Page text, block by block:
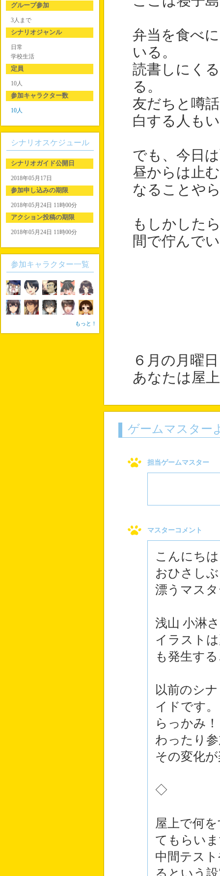
弁当を食べ
いる。
読書しにく
る。
友だちと噂
白する人も
でも、今日
昼からは止
なることや
もしかした
間で佇んで
６月の月曜
あなたは屋
ゲームマスター
担当ゲームマスター
マスターコメント
こんにち
おひさし
漂うマス
浅山 小淋
イラスト
も発生す
以前のシ
イドです。
らっかみ
わったり
その変化
◇
屋上で何
てもらい
中間テス
るという
グループ参加
3人まで
シナリオジャンル
日常
学校生活
定員
10人
参加キャラクター数
10人
シナリオスケジュール
シナリオガイド公開日
2018年05月17日
参加申し込みの期限
2018年05月24日 11時00分
アクション投稿の期限
2018年05月24日 11時00分
参加キャラクター一覧
もっと！